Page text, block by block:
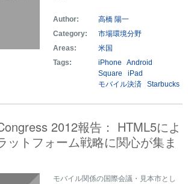
Author:
高橋 陽一
Category:
市場環境分野
Areas:
米国
Tags:
iPhone
Android
Square
iPad
モバイル決済
Starbucks
2012報告： HTML5によ
ットフォーム戦略に関心が集ま
モバイル関係の国際会議・見本市とし